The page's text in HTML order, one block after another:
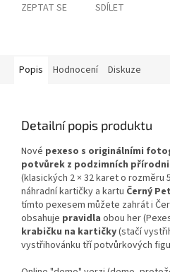
ZEPTAT SE SDÍLET
Popis Hodnocení Diskuze
Detailní popis produktu
Nové pexeso s originálními
potvůrek z podzimních
(klasických 2 × 32 karet o rozměru
náhradní kartičky a kartu Černý
tímto pexesem můžete zahrát i
obsahuje pravidla obou her
krabičku na kartičky(stačí
vystřihovánku tří potvůrkových